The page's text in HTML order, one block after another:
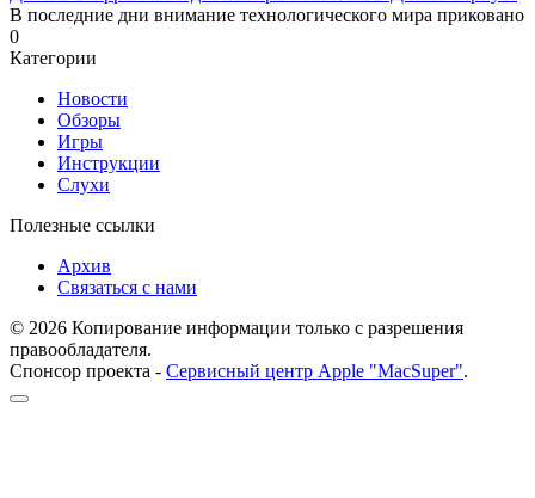
В последние дни внимание технологического мира приковано
0
Категории
Новости
Обзоры
Игры
Инструкции
Слухи
Полезные ссылки
Архив
Связаться с нами
© 2026 Копирование информации только с разрешения
правообладателя.
Спонсор проекта - Сервисный центр Apple "MacSuper".